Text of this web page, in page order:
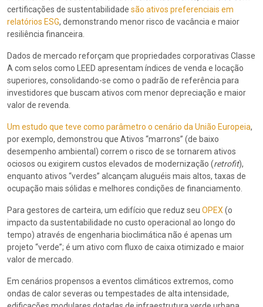
certificações de sustentabilidade são ativos preferenciais em
relatórios ESG, demonstrando menor risco de vacância e maior
resiliência financeira.
Dados de mercado reforçam que propriedades corporativas Classe
A com selos como LEED apresentam índices de venda e locação
superiores, consolidando-se como o padrão de referência para
investidores que buscam ativos com menor depreciação e maior
valor de revenda.
Um estudo que teve como parâmetro o cenário da União Europeia,
por exemplo, demonstrou que Ativos “marrons” (de baixo
desempenho ambiental) correm o risco de se tornarem ativos
ociosos ou exigirem custos elevados de modernização (retrofit),
enquanto ativos “verdes” alcançam aluguéis mais altos, taxas de
ocupação mais sólidas e melhores condições de financiamento.
Para gestores de carteira, um edifício que reduz seu OPEX(o
impacto da sustentabilidade no custo operacional ao longo do
tempo) através de engenharia bioclimática não é apenas um
projeto “verde”; é um ativo com fluxo de caixa otimizado e maior
valor de mercado.
Em cenários propensos a eventos climáticos extremos, como
ondas de calor severas ou tempestades de alta intensidade,